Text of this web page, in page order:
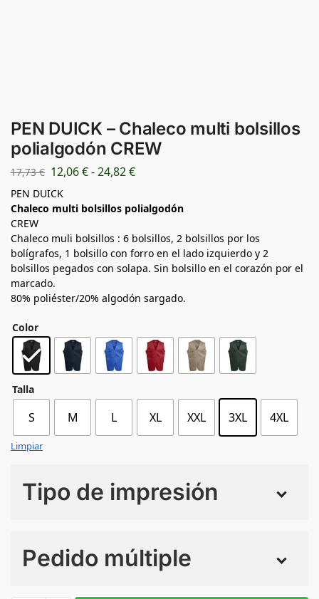
PEN DUICK – Chaleco multi bolsillos
polialgodón CREW
17,73€ 12,06€-24,82€
PEN DUICK
Chaleco multi bolsillos polialgodón
CREW
Chaleco muli bolsillos : 6 bolsillos, 2 bolsillos por los
bolígrafos, 1 bolsillo con forro en el lado izquierdo y 2
bolsillos pegados con solapa. Sin bolsillo en el corazón por el
marcado.
80% poliéster/20% algodón sargado.
Color
Talla
S M L XL XXL 3XL 4XL
Limpiar
Tipo de impresión
Pedido múltiple